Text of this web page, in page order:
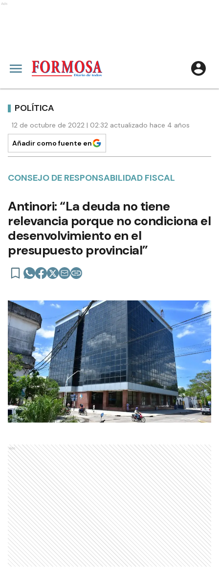
Ads
POLÍTICA
12 de octubre de 2022 | 02:32 actualizado hace 4 años
Añadir como fuente en
CONSEJO DE RESPONSABILIDAD FISCAL
Antinori: “La deuda no tiene
relevancia porque no condiciona el
desenvolvimiento en el
presupuesto provincial”
Ads